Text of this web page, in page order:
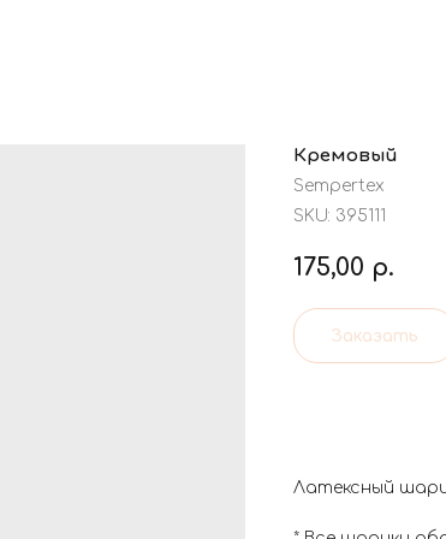
Кремовый
Sempertex
SKU: 395111
175,00 р.
Заказать
Латексный